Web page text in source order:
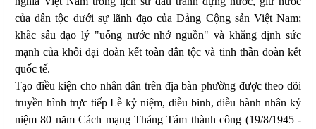
của dân tộc dưới sự lãnh đạo của Đảng Cộng sản Việt Nam;
khắc sâu đạo lý "uống nước nhớ nguồn" và khẳng định sức
mạnh của khối đại đoàn kết toàn dân tộc và tinh thần đoàn kết
quốc tế.
Tạo điều kiện cho nhân dân trên địa bàn phường được theo dõi
truyền hình trực tiếp Lễ kỷ niệm, diễu binh, diễu hành nhân kỷ
niệm 80 năm Cách mạng Tháng Tám thành công (19/8/1945 -